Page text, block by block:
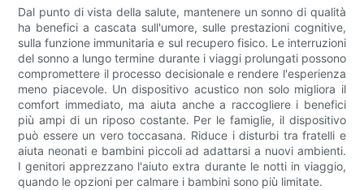
Dal punto di vista della salute, mantenere un sonno di qualità
ha benefici a cascata sull'umore, sulle prestazioni cognitive,
sulla funzione immunitaria e sul recupero fisico. Le interruzioni
del sonno a lungo termine durante i viaggi prolungati possono
compromettere il processo decisionale e rendere l'esperienza
meno piacevole. Un dispositivo acustico non solo migliora il
comfort immediato, ma aiuta anche a raccogliere i benefici
più ampi di un riposo costante. Per le famiglie, il dispositivo
può essere un vero toccasana. Riduce i disturbi tra fratelli e
aiuta neonati e bambini piccoli ad adattarsi a nuovi ambienti.
I genitori apprezzano l'aiuto extra durante le notti in viaggio,
quando le opzioni per calmare i bambini sono più limitate.